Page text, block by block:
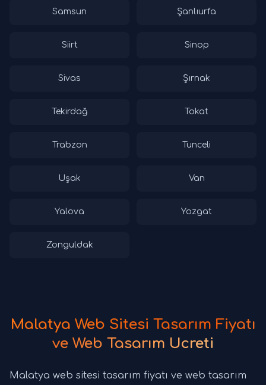
Samsun Şanlıurfa
Siirt Sinop
Sivas Şırnak
Tekirdağ Tokat
Trabzon Tunceli
Uşak Van
Yalova Yozgat
Zonguldak
Malatya Web Sitesi Tasarım Fiyatı
ve Web Tasarım Ücreti
Malatya web sitesi tasarım fiyatı ve web tasarım